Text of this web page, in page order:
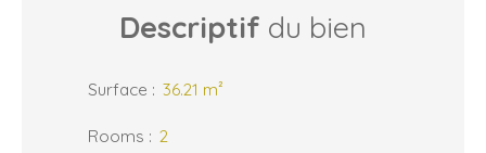
Descriptif du bien
Surface : 36.21 m²
Rooms : 2